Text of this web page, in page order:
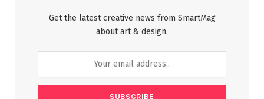
Get the latest creative news from SmartMag
about art & design.